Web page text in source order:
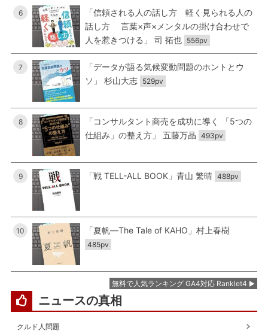
6
「信頼される人の話し方 軽く見られる人の
話し方 言葉×声×メンタルの掛け合わせで
人を惹きつける」 司 拓也 556pv
7
「データが語る気候変動問題のホントとウ
ソ」 杉山大志 529pv
8
「コンサルタント商売を成功に導く 「5つの
仕組み」の整え方」 五藤万晶 493pv
9 「戦 TELL-ALL BOOK」青山 繁晴 488pv
10 「夏帆―The Tale of KAHO」村上春樹
485pv
無料で人気ランキング GA4対応 Ranklet4
ニュースの真相
クルド人問題